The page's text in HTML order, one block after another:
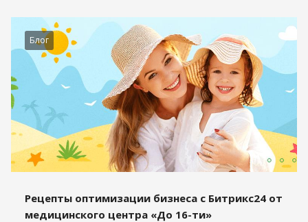
Блог
Рецепты оптимизации бизнеса с Битрикс24 от
медицинского центра «До 16-ти»